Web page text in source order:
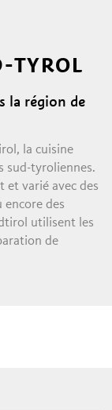
TYROL
la région de
la cuisine
sud-tyroliennes.
et varié avec des
des
utilisent les
de
Cuisine